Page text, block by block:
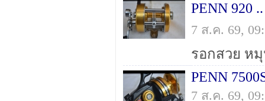
PENN 920
7 ส.ค. 69,
PENN
7 ส.ค. 69,